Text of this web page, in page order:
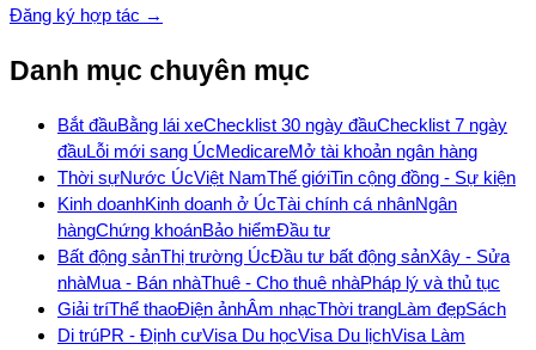
Đăng ký hợp tác →
Danh mục chuyên mục
Bắt đầuBằng lái xeChecklist 30 ngày đầuChecklist 7 ngày
đầuLỗi mới sang ÚcMedicareMở tài khoản ngân hàng
Thời sựNước ÚcViệt NamThế giớiTin cộng đồng - Sự kiện
Kinh doanhKinh doanh ở ÚcTài chính cá nhânNgân
hàngChứng khoánBảo hiểmĐầu tư
Bất động sảnThị trường ÚcĐầu tư bất động sảnXây - Sửa
nhàMua - Bán nhàThuê - Cho thuê nhàPháp lý và thủ tục
Giải tríThể thaoĐiện ảnhÂm nhạcThời trangLàm đẹpSách
Di trúPR - Định cưVisa Du họcVisa Du lịchVisa Làm